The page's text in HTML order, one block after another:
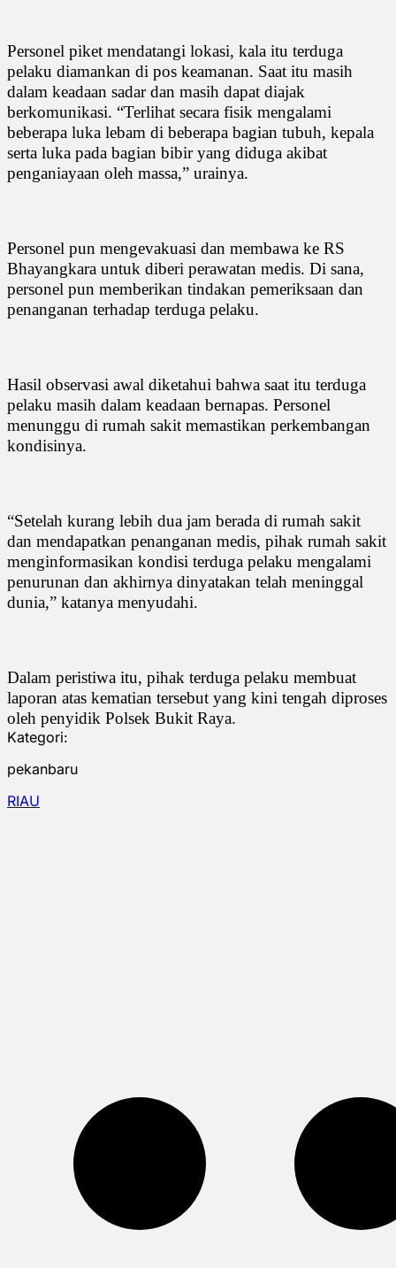
Personel piket mendatangi lokasi, kala itu terduga
pelaku diamankan di pos keamanan. Saat itu masih
dalam keadaan sadar dan masih dapat diajak
berkomunikasi. “Terlihat secara fisik mengalami
beberapa luka lebam di beberapa bagian tubuh, kepala
serta luka pada bagian bibir yang diduga akibat
penganiayaan oleh massa,” urainya.
Personel pun mengevakuasi dan membawa ke RS
Bhayangkara untuk diberi perawatan medis. Di sana,
personel pun memberikan tindakan pemeriksaan dan
penanganan terhadap terduga pelaku.
Hasil observasi awal diketahui bahwa saat itu terduga
pelaku masih dalam keadaan bernapas. Personel
menunggu di rumah sakit memastikan perkembangan
kondisinya.
“Setelah kurang lebih dua jam berada di rumah sakit
dan mendapatkan penanganan medis, pihak rumah sakit
menginformasikan kondisi terduga pelaku mengalami
penurunan dan akhirnya dinyatakan telah meninggal
dunia,” katanya menyudahi.
Dalam peristiwa itu, pihak terduga pelaku membuat
laporan atas kematian tersebut yang kini tengah diproses
oleh penyidik Polsek Bukit Raya.
Kategori:
pekanbaru
RIAU